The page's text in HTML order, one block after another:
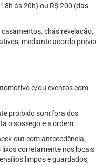
às 20h) ou R$ 200 (das
chás revelação,
mediante acordo prévio
e/ou eventos com
proibido som fora dos
o sossego e a ordem.
out com antecedência,
corretamente nos locais
limpos e guardados,